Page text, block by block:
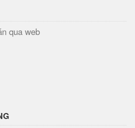
qua web